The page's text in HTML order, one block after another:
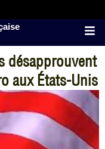
désapprouvent
aux États-Unis